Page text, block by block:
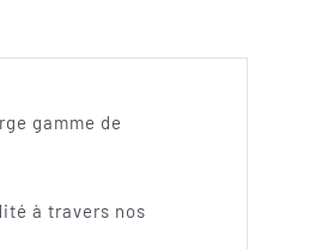
gamme de
à travers nos